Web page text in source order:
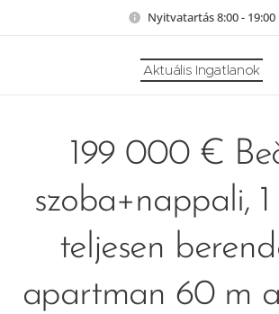
Nyitvatartás 8:00 - 19:00
Aktuális Ingatlanok
199 000 €
szoba+nappali,
teljesen
apartman 60 m